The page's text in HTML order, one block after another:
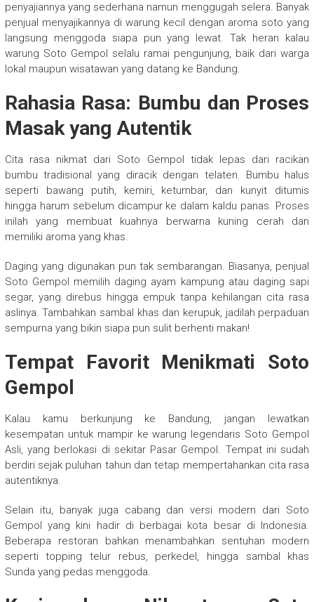
penyajiannya yang sederhana namun menggugah selera. Banyak
penjual menyajikannya di warung kecil dengan aroma soto yang
langsung menggoda siapa pun yang lewat. Tak heran kalau
warung Soto Gempol selalu ramai pengunjung, baik dari warga
lokal maupun wisatawan yang datang ke Bandung.
Rahasia Rasa: Bumbu dan Proses
Masak yang Autentik
Cita rasa nikmat dari Soto Gempol tidak lepas dari racikan
bumbu tradisional yang diracik dengan telaten. Bumbu halus
seperti bawang putih, kemiri, ketumbar, dan kunyit ditumis
hingga harum sebelum dicampur ke dalam kaldu panas. Proses
inilah yang membuat kuahnya berwarna kuning cerah dan
memiliki aroma yang khas.
Daging yang digunakan pun tak sembarangan. Biasanya, penjual
Soto Gempol memilih daging ayam kampung atau daging sapi
segar, yang direbus hingga empuk tanpa kehilangan cita rasa
aslinya. Tambahkan sambal khas dan kerupuk, jadilah perpaduan
sempurna yang bikin siapa pun sulit berhenti makan!
Tempat Favorit Menikmati Soto
Gempol
Kalau kamu berkunjung ke Bandung, jangan lewatkan
kesempatan untuk mampir ke warung legendaris Soto Gempol
Asli, yang berlokasi di sekitar Pasar Gempol. Tempat ini sudah
berdiri sejak puluhan tahun dan tetap mempertahankan cita rasa
autentiknya.
Selain itu, banyak juga cabang dan versi modern dari Soto
Gempol yang kini hadir di berbagai kota besar di Indonesia.
Beberapa restoran bahkan menambahkan sentuhan modern
seperti topping telur rebus, perkedel, hingga sambal khas
Sunda yang pedas menggoda.